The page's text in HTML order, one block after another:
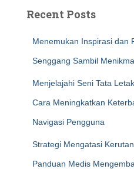
Recent Posts
Menemukan Inspirasi dan
Senggang Sambil
Menjelajahi Seni Tata
Cara Meningkatkan
Navigasi Pengguna
Strategi Mengatasi
Panduan Medis